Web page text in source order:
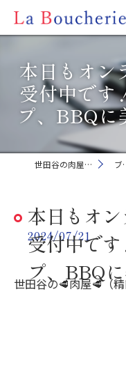
本日もオン
受付中です
プ、BBQ
世田谷の肉屋ならLa Boucherie Louis ブログ
本日もオ
受付中で
プ、BBQ
2024/07/21
世田谷の🥩肉屋🥩（